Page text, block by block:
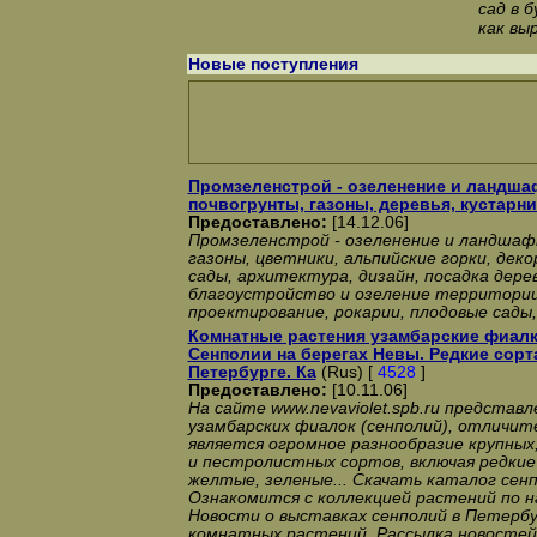
сад в
как
Новые поступления
Промзеленстрой - озеленение и
почвогрунты, газоны, деревья,
Предоставлено: [14.12.06]
Промзеленстрой - озеленение и
газоны, цветники, альпийские горки,
сады, архитектура, дизайн, посадка
благоустройство и озеление
проектирование, рокарии, плодовые
Комнатные растения узамбарские
Сенполии на берегах Невы. Редкие
Петербурге. Ка(Rus) [ 4528 ]
Предоставлено: [10.11.06]
На сайте www.nevaviolet.spb.ru
узамбарских фиалок (сенполий),
является огромное разнообразие
и пестролистных сортов, включая
желтые, зеленые... Скачать каталог
Ознакомится с коллекцией растений по
Новости о выставках сенполий в